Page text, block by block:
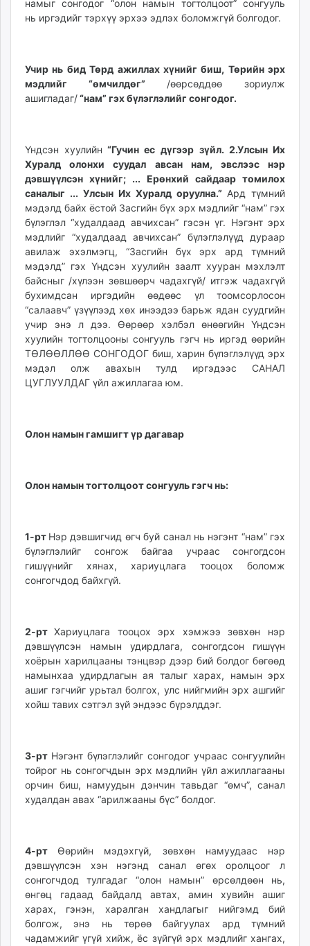
намыг сонгодог “олон намын тогтолцоот” сонгууль
нь иргэдийг тэрхүү эрхээ эдлэх боломжгүй болгодог.
Учир нь бид Төрд ажиллах хүнийг биш, Төрийн эрх
мэдлийг “өмчилдөг” /өөрсөддөө зориулж
ашигладаг/“нам” гэх бүлэглэлийг сонгодог.
Үндсэн хуулийн “Гучин ес дүгээр зүйл. 2.Улсын Их
Хуралд олонхи суудал авсан нам, эвслээс нэр
дэвшүүлсэн хүнийг; ... Ерөнхий сайдаар томилох
саналыг ... Улсын Их Хуралд оруулна.” Ард түмний
мэдэлд байх ёстой Засгийн бүх эрх мэдлийг “нам” гэх
бүлэглэл “худалдаад авчихсан” гэсэн үг. Нэгэнт эрх
мэдлийг “худалдаад авчихсан” бүлэглэлүүд дураар
авилаж эхэлмэгц, “Засгийн бүх эрх ард түмний
мэдэлд” гэх Үндсэн хуулийн заалт хууран мэхлэлт
байсныг /хүлээн зөвшөөрч чадахгүй/ итгэж чадахгүй
бухимдсан иргэдийн өөдөөс үл тоомсорлосон
“салаавч” үзүүлээд хөх инээдээ барьж ядан суудгийн
учир энэ л дээ. Өөрөөр хэлбэл өнөөгийн Үндсэн
хуулийн тогтолцооны сонгууль гэгч нь иргэд өөрийн
ТӨЛӨӨЛЛӨӨ СОНГОДОГ биш, харин бүлэглэлүүд эрх
мэдэл олж авахын тулд иргэдээс САНАЛ
ЦУГЛУУЛДАГ үйл ажиллагаа юм.
Олон намын гамшигт үр дагавар
Олон намын тогтолцоот сонгууль гэгч нь:
1-рт Нэр дэвшигчид өгч буй санал нь нэгэнт “нам” гэх
бүлэглэлийг сонгож байгаа учраас сонгогдсон
гишүүнийг хянах, хариуцлага тооцох боломж
сонгогчдод байхгүй.
2-рт Хариуцлага тооцох эрх хэмжээ зөвхөн нэр
дэвшүүлсэн намын удирдлага, сонгогдсон гишүүн
хоёрын харилцааны тэнцвэр дээр бий болдог бөгөөд
намынхаа удирдлагын ая талыг харах, намын эрх
ашиг гэгчийг урьтал болгох, улс нийгмийн эрх ашгийг
хойш тавих сэтгэл зүй эндээс бүрэлддэг.
3-рт Нэгэнт бүлэглэлийг сонгодог учраас сонгуулийн
тойрог нь сонгогчдын эрх мэдлийн үйл ажиллагааны
орчин биш, намуудын дэнчин тавьдаг “өмч”, санал
худалдан авах “арилжааны бүс” болдог.
4-рт Өөрийн мэдэхгүй, зөвхөн намуудаас нэр
дэвшүүлсэн хэн нэгэнд санал өгөх оролцоог л
сонгогчдод тулгадаг “олон намын” өрсөлдөөн нь,
өнгөц гадаад байдалд автах, амин хувийн ашиг
харах, гэнэн, харалган хандлагыг нийгэмд бий
болгож, энэ нь төрөө байгуулах ард түмний
чадамжийг үгүй хийж, ёс зүйгүй эрх мэдлийг хангах,